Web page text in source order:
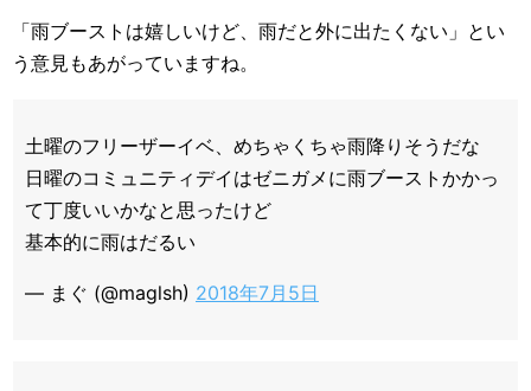
「雨ブーストは嬉しいけど、雨だと外に出たくない」とい
う意見もあがっていますね。
土曜のフリーザーイベ、めちゃくちゃ雨降りそうだな
日曜のコミュニティデイはゼニガメに雨ブーストかかっ
て丁度いいかなと思ったけど
基本的に雨はだるい
— まぐ (@maglsh) 2018年7月5日